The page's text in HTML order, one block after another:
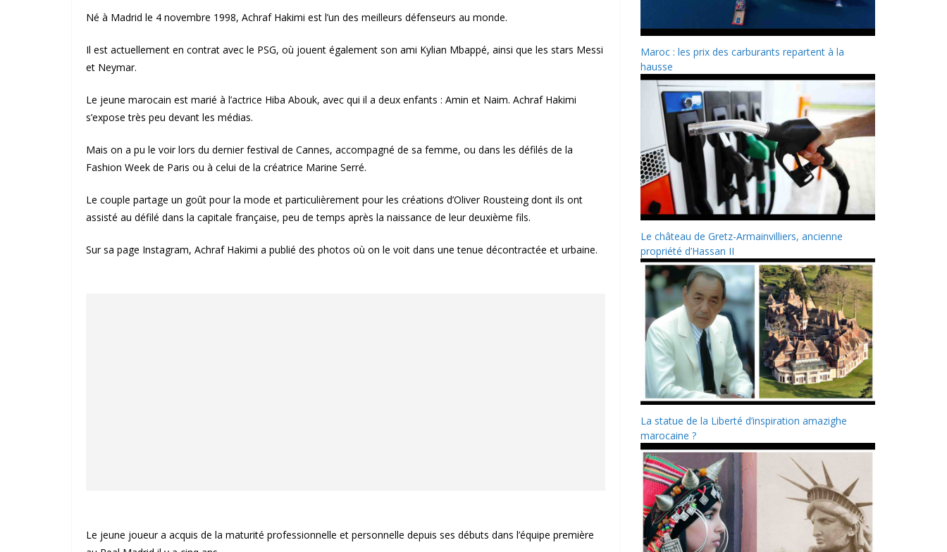
Né à Madrid le 4 novembre 1998, Achraf Hakimi est l’un des meilleurs défenseurs au monde.
Il est actuellement en contrat avec le PSG, où jouent également son ami Kylian Mbappé, ainsi que les stars Messi
et Neymar.
Le jeune marocain est marié à l’actrice Hiba Abouk, avec qui il a deux enfants : Amin et Naim. Achraf Hakimi
s’expose très peu devant les médias.
Mais on a pu le voir lors du dernier festival de Cannes, accompagné de sa femme, ou dans les défilés de la
Fashion Week de Paris ou à celui de la créatrice Marine Serré.
Le couple partage un goût pour la mode et particulièrement pour les créations d’Oliver Rousteing dont ils ont
assisté au défilé dans la capitale française, peu de temps après la naissance de leur deuxième fils.
Sur sa page Instagram, Achraf Hakimi a publié des photos où on le voit dans une tenue décontractée et urbaine.
Le jeune joueur a acquis de la maturité professionnelle et personnelle depuis ses débuts dans l’équipe première
Maroc : les prix des carburants repartent à la
hausse
Le château de Gretz-Armainvilliers, ancienne
propriété d’Hassan II
La statue de la Liberté d’inspiration amazighe
marocaine ?